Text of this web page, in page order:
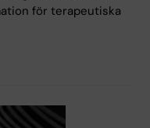
för terapeutiska